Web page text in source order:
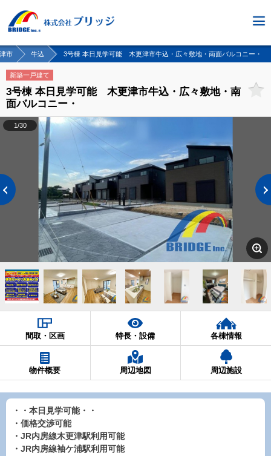
市 牛込 3号棟 本日見学可能 木更津市牛込・広々敷地・南面バルコニー・
新築一戸建て
3号棟 本日見学可能 木更津市牛込・広々敷地・南
面バルコニー・
1/30
間取・区画 特長・設備 各棟情報
物件概要 周辺地図 周辺施設
・・本日見学可能・・
・価格交渉可能
・JR内房線木更津駅利用可能
・JR内房線袖ケ浦駅利用可能